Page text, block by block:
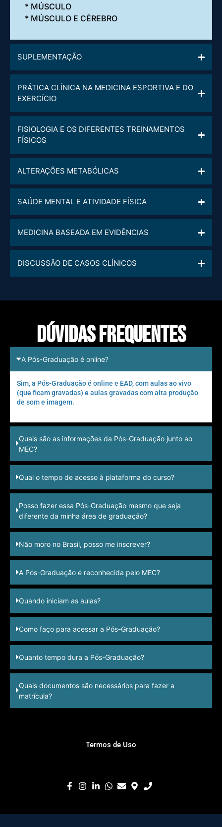
* MÚSCULO
* MÚSCULO E CÉREBRO
SUPLEMENTAÇÃO
PRÁTICA CLÍNICA NA MEDICINA ESPORTIVA E DO
EXERCÍCIO
FISIOLOGIA E OS DIFERENTES TREINAMENTOS
FÍSICOS
ALTERAÇÕES METABÓLICAS
SAÚDE MENTAL E ATIVIDADE FÍSICA
MEDICINA BASEADA EM EVIDÊNCIAS
DISCUSSÃO DE CASOS CLÍNICOS
Dúvidas frequentes
A Pós-Graduação é online?
Sim, a Pós-Graduação é online e EAD, com aulas ao vivo
(que ficam gravadas) e aulas gravadas com alta produção
de som e imagem.
Quais são as informações da Pós-Graduação junto ao
MEC?
Qual o tempo de acesso à plataforma do curso?
Posso fazer essa Pós-Graduação mesmo que seja
diferente da minha área de graduação?
Não moro no Brasil, posso me inscrever?
A Pós-Graduação é reconhecida pelo MEC?
Quando iniciam as aulas?
Como faço para acessar a Pós-Graduação?
Quanto tempo dura a Pós-Graduação?
Quais documentos são necessários para fazer a
matrícula?
Termos de Uso